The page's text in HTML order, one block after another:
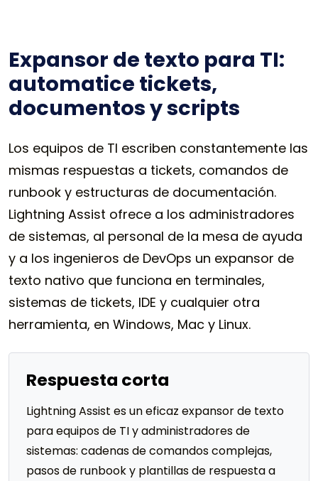
Expansor de texto para TI:
automatice tickets,
documentos y scripts
Los equipos de TI escriben constantemente las
mismas respuestas a tickets, comandos de
runbook y estructuras de documentación.
Lightning Assist ofrece a los administradores
de sistemas, al personal de la mesa de ayuda
y a los ingenieros de DevOps un expansor de
texto nativo que funciona en terminales,
sistemas de tickets, IDE y cualquier otra
herramienta, en Windows, Mac y Linux.
Respuesta corta
Lightning Assist es un eficaz expansor de texto
para equipos de TI y administradores de
sistemas: cadenas de comandos complejas,
pasos de runbook y plantillas de respuesta a